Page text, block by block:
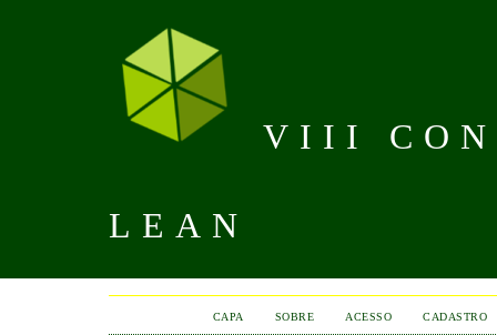
VIII
LEAN
CAPA SOBRE ACESSO CADASTRO